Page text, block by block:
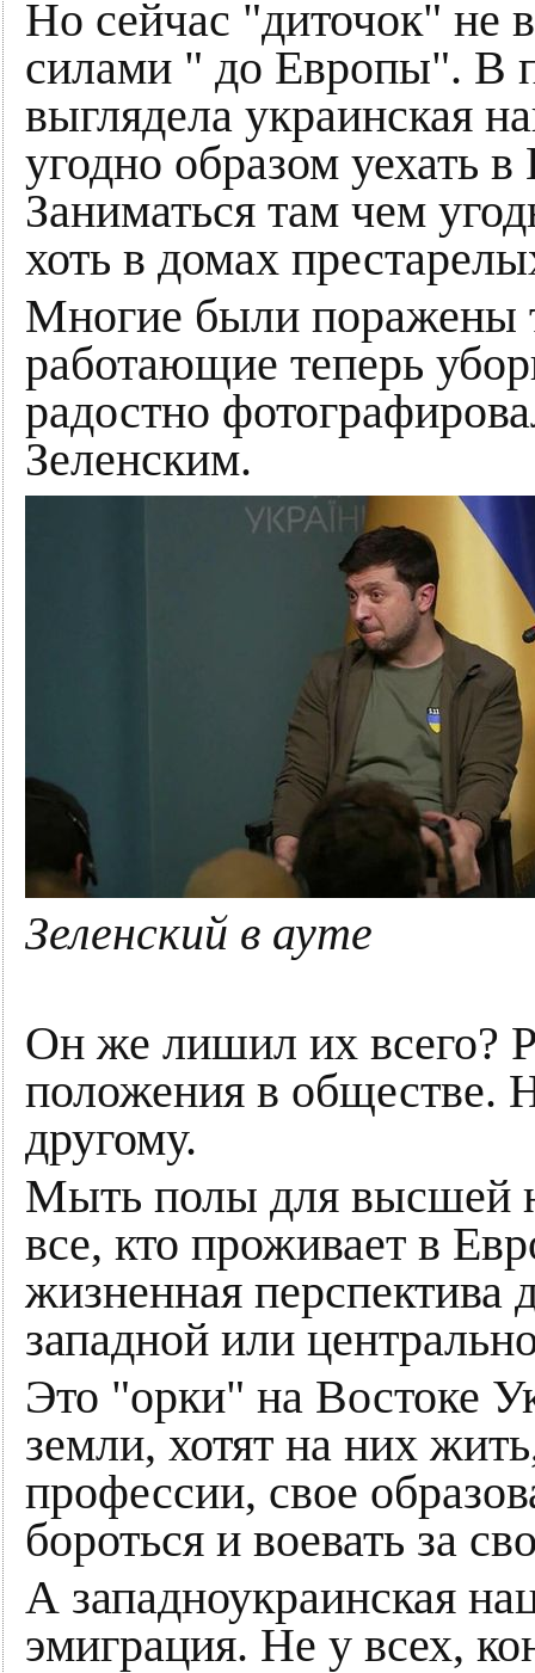
Но сейчас "диточок" не
силами " до Европы". В
выглядела украинская
угодно образом
Заниматься там чем
хоть в домах
Многие были поражены
работающие теперь
радостно
Зеленским.
Зеленский в ауте
Он же лишил их всего?
положения в обществе.
другому.
Мыть полы для высшей
все, кто проживает в
жизненная
западной или
Это "орки" на Востоке
земли, хотят на них
профессии, свое
бороться и воевать за
А западноукраинская
эмиграция. Не у всех,